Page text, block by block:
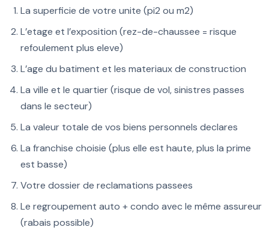
La superficie de votre unite (pi2 ou m2)
L’etage et l’exposition (rez-de-chaussee = risque
refoulement plus eleve)
L’age du batiment et les materiaux de construction
La ville et le quartier (risque de vol, sinistres passes
dans le secteur)
La valeur totale de vos biens personnels declares
La franchise choisie (plus elle est haute, plus la prime
est basse)
Votre dossier de reclamations passees
Le regroupement auto + condo avec le même assureur
(rabais possible)